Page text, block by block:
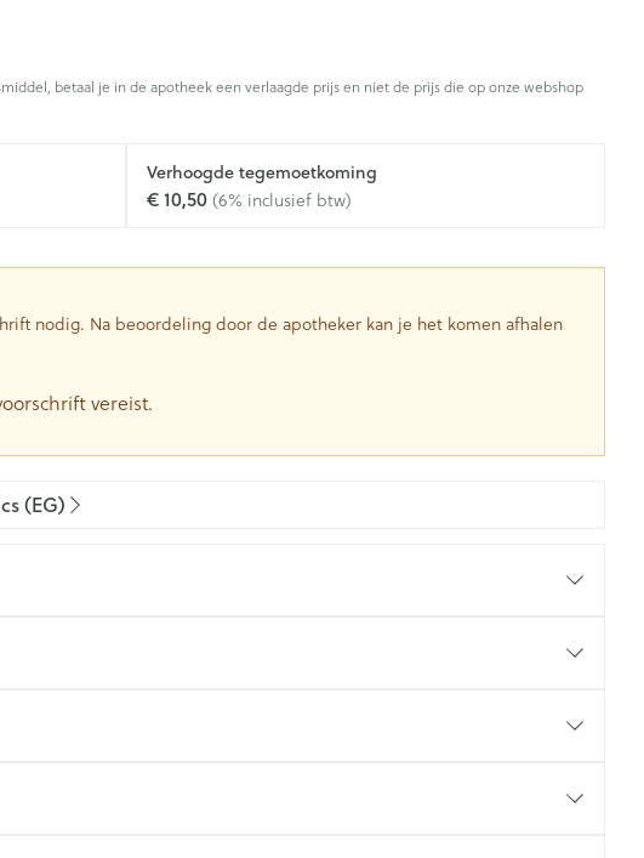
betaal je in de apotheek een verlaagde prijs en niet de prijs die op onze webshop
Verhoogde tegemoetkoming
€ 10,50 (6% inclusief btw)
nodig. Na beoordeling door de apotheker kan je het komen afhalen
vereist.
(EG)